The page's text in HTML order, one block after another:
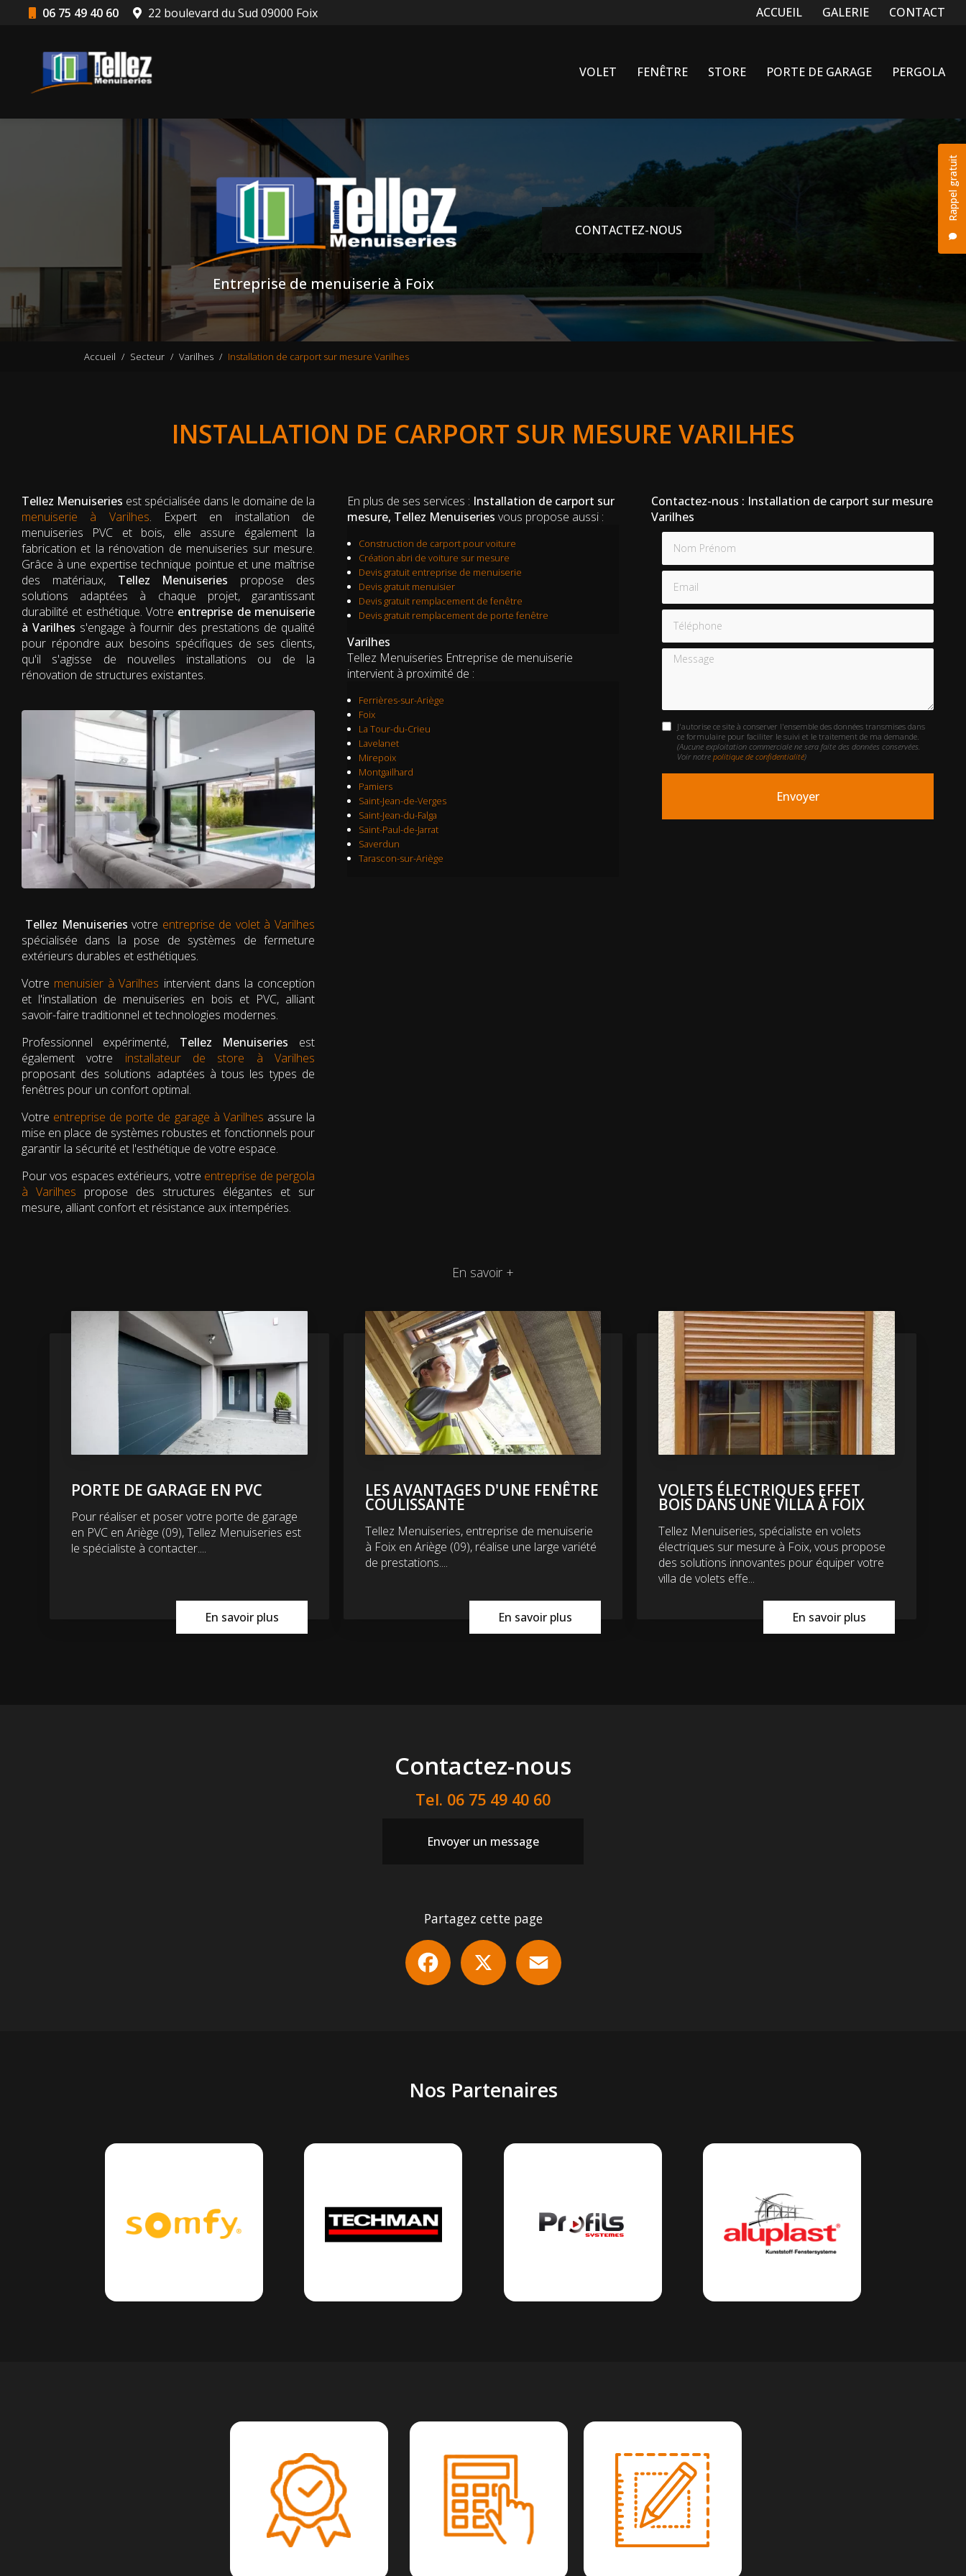
06 75 49 40 60 22 boulevard du Sud 09000 Foix Navigation secondaire
ACCUEIL GALERIE CONTACT
Rappel gratuit
VOLET FENÊTRE STORE PORTE DE GARAGE PERGOLA
Entreprise de menuiserie à Foix
CONTACTEZ-NOUS
Accueil Secteur Varilhes Installation de carport sur mesure Varilhes
INSTALLATION DE CARPORT SUR MESURE VARILHES
Tellez Menuiseries est spécialisée dans le domaine de la
menuiserie à Varilhes. Expert en installation de
menuiseries PVC et bois, elle assure également la
fabrication et la rénovation de menuiseries sur mesure.
Grâce à une expertise technique pointue et une maîtrise
des matériaux, Tellez Menuiseries propose des
solutions adaptées à chaque projet, garantissant
durabilité et esthétique. Votre entreprise de menuiserie
à Varilhes s'engage à fournir des prestations de qualité
pour répondre aux besoins spécifiques de ses clients,
qu'il s'agisse de nouvelles installations ou de la
rénovation de structures existantes.
Tellez Menuiseries votre entreprise de volet à Varilhes
spécialisée dans la pose de systèmes de fermeture
extérieurs durables et esthétiques.
Votre menuisier à Varilhes intervient dans la conception
et l'installation de menuiseries en bois et PVC, alliant
savoir-faire traditionnel et technologies modernes.
Professionnel expérimenté, Tellez Menuiseries est
également votre installateur de store à Varilhes
proposant des solutions adaptées à tous les types de
fenêtres pour un confort optimal.
Votre entreprise de porte de garage à Varilhes assure la
mise en place de systèmes robustes et fonctionnels pour
garantir la sécurité et l'esthétique de votre espace.
Pour vos espaces extérieurs, votre entreprise de pergola
à Varilhes propose des structures élégantes et sur
mesure, alliant confort et résistance aux intempéries.
En plus de ses services : Installation de carport sur
mesure, Tellez Menuiseries vous propose aussi :
Construction de carport pour voiture
Création abri de voiture sur mesure
Devis gratuit entreprise de menuiserie
Devis gratuit menuisier
Devis gratuit remplacement de fenêtre
Devis gratuit remplacement de porte fenêtre
Varilhes
Tellez Menuiseries Entreprise de menuiserie
intervient à proximité de :
Ferrières-sur-Ariège
Foix
La Tour-du-Crieu
Lavelanet
Mirepoix
Montgailhard
Pamiers
Saint-Jean-de-Verges
Saint-Jean-du-Falga
Saint-Paul-de-Jarrat
Saverdun
Tarascon-sur-Ariège
Contactez-nous : Installation de carport sur mesure
Varilhes
Nom Prénom
Email
Téléphone
Message
J'autorise ce site à conserver l'ensemble des données transmises dans
ce formulaire pour faciliter le suivi et le traitement de ma demande.
(Aucune exploitation commerciale ne sera faite des données conservées.
Voir notre politique de confidentialité)
En savoir +
PORTE DE GARAGE EN PVC
Pour réaliser et poser votre porte de garage
en PVC en Ariège (09), Tellez Menuiseries est
le spécialiste à contacter....
En savoir plus
LES AVANTAGES D'UNE FENÊTRE
COULISSANTE
Tellez Menuiseries, entreprise de menuiserie
à Foix en Ariège (09), réalise une large variété
de prestations....
En savoir plus
VOLETS ÉLECTRIQUES EFFET
BOIS DANS UNE VILLA À FOIX
Tellez Menuiseries, spécialiste en volets
électriques sur mesure à Foix, vous propose
des solutions innovantes pour équiper votre
villa de volets effe...
En savoir plus
Contactez-nous
Tel. 06 75 49 40 60
Envoyer un message
Partagez cette page
Facebook
Nos Partenaires